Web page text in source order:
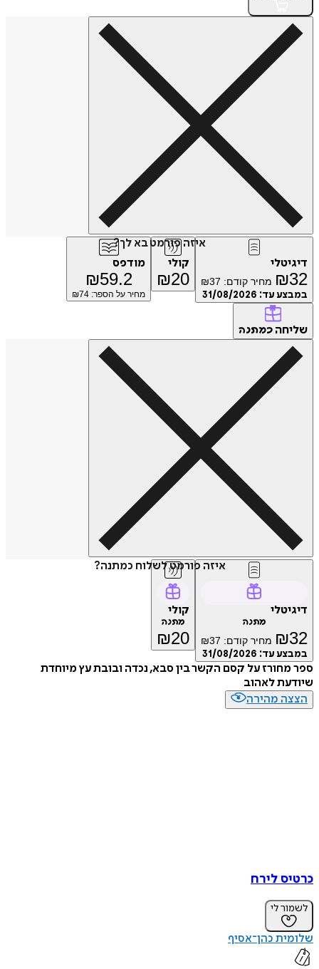
איזה פורמט בא לך?
דיגיטלי
₪32 מחיר קודם: ₪37
במבצע עד: 31/08/2026
קולי
₪20
מודפס
₪59.2
מחיר על הספר: ₪ 74
שליחה כמתנה
איזה פורמט לשלוח כמתנה?
דיגיטלי
מתנה
₪32 מחיר קודם: ₪37
במבצע עד: 31/08/2026
קולי
מתנה
₪20
ספר מחורז על קסם הקשר בין סבא, נכדה ובובת עץ מיוחדת
שיודעת לאהוב
הצצה מהירה
כרטיס לירח
לשמור לי
שלומית כהן־אסיף